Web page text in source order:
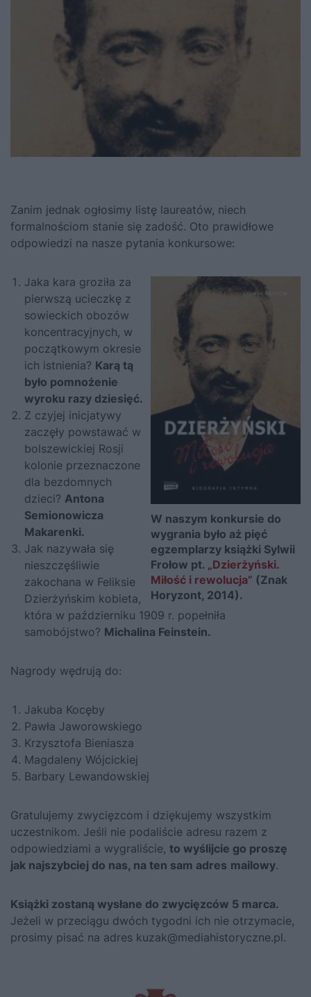
Zanim jednak ogłosimy listę laureatów, niech
formalnościom stanie się zadość. Oto prawidłowe
odpowiedzi na nasze pytania konkursowe:
W naszym konkursie do
wygrania było aż pięć
egzemplarzy książki Sylwii
Frołow pt. „Dzierżyński.
Miłość i rewolucja” (Znak
Horyzont, 2014).
Jaka kara groziła za
pierwszą ucieczkę z
sowieckich obozów
koncentracyjnych, w
początkowym okresie
ich istnienia? Karą tą
było pomnożenie
wyroku razy dziesięć.
Z czyjej inicjatywy
zaczęły powstawać w
bolszewickiej Rosji
kolonie przeznaczone
dla bezdomnych
dzieci? Antona
Semionowicza
Makarenki.
Jak nazywała się
nieszczęśliwie
zakochana w Feliksie
Dzierżyńskim kobieta,
która w październiku 1909 r. popełniła
samobójstwo? Michalina Feinstein.
Nagrody wędrują do:
Jakuba Kocęby
Pawła Jaworowskiego
Krzysztofa Bieniasza
Magdaleny Wójcickiej
Barbary Lewandowskiej
Gratulujemy zwycięzcom i dziękujemy wszystkim
uczestnikom. Jeśli nie podaliście adresu razem z
odpowiedziami a wygraliście, to wyślijcie go proszę
jak najszybciej do nas, na ten sam adres mailowy.
Książki zostaną wysłane do zwycięzców 5 marca.
Jeżeli w przeciągu dwóch tygodni ich nie otrzymacie,
prosimy pisać na adres kuzak@mediahistoryczne.pl.